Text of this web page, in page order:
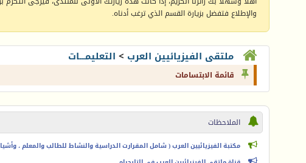
والإطلاع فتفضل بزيارة القسم الذي ترغب أدناه.
ملتقى الفيزيائيين العرب > التعليمـــات
قائمة الابتسامات
الملاحظات
مكتبة الفيزيائيين العرب ( شامل المقرارت الدراسية والنشاط للطالب والمعلم ،